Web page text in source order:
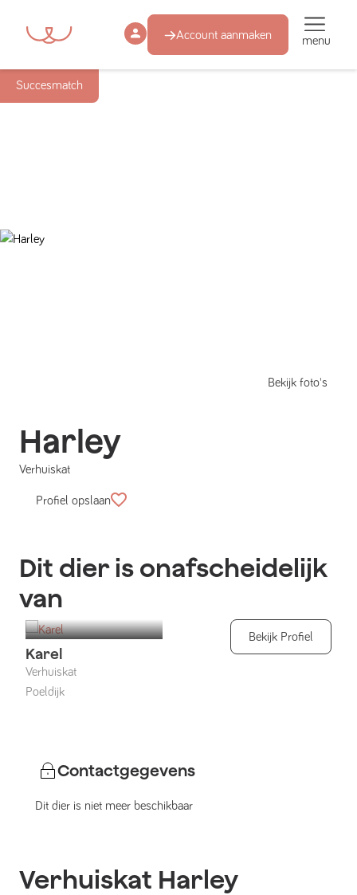
Account aanmaken menu
Succesmatch
Bekijk foto's
Harley
Verhuiskat
Profiel opslaan
Dit dier is onafscheidelijk
van
Karel
Verhuiskat
Poeldijk
Bekijk Profiel
Contactgegevens
Dit dier is niet meer beschikbaar
Verhuiskat Harley